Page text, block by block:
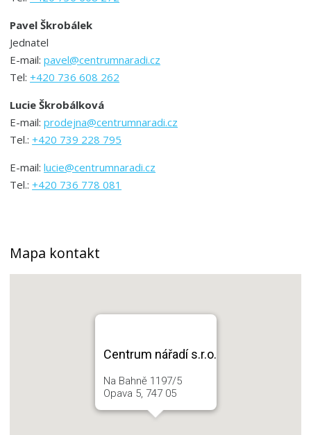
Pavel Škrobálek
Jednatel
E-mail:pavel@centrumnaradi.cz
Tel:+420 736 608 262
Lucie Škrobálková
E-mail:prodejna@centrumnaradi.cz
Tel.:+420 739 228 795
E-mail:lucie@centrumnaradi.cz
Tel.:+420 736 778 081
Mapa kontakt
Centrum nářadí s.r.o.
Na Bahně 1197/5
Opava 5, 747 05